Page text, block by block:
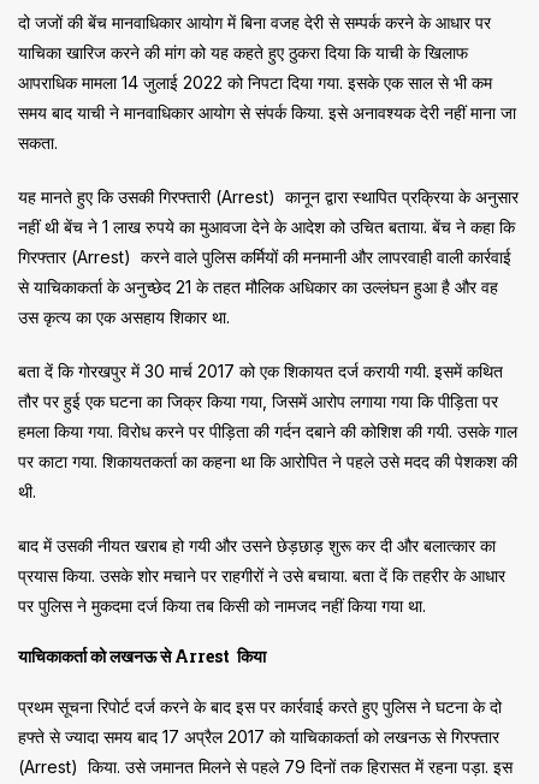
दो जजों की बेंच मानवाधिकार आयोग में बिना वजह देरी से सम्पर्क करने के आधार पर
याचिका खारिज करने की मांग को यह कहते हुए ठुकरा दिया कि याची के खिलाफ
आपराधिक मामला 14 जुलाई 2022 को निपटा दिया गया. इसके एक साल से भी कम
समय बाद याची ने मानवाधिकार आयोग से संपर्क किया. इसे अनावश्यक देरी नहीं माना जा
सकता.
यह मानते हुए कि उसकी गिरफ्तारी (Arrest) कानून द्वारा स्थापित प्रक्रिया के अनुसार
नहीं थी बेंच ने 1 लाख रुपये का मुआवजा देने के आदेश को उचित बताया. बेंच ने कहा कि
गिरफ्तार (Arrest) करने वाले पुलिस कर्मियों की मनमानी और लापरवाही वाली कार्रवाई
से याचिकाकर्ता के अनुच्छेद 21 के तहत मौलिक अधिकार का उल्लंघन हुआ है और वह
उस कृत्य का एक असहाय शिकार था.
बता दें कि गोरखपुर में 30 मार्च 2017 को एक शिकायत दर्ज करायी गयी. इसमें कथित
तौर पर हुई एक घटना का जिक्र किया गया, जिसमें आरोप लगाया गया कि पीड़िता पर
हमला किया गया. विरोध करने पर पीड़िता की गर्दन दबाने की कोशिश की गयी. उसके गाल
पर काटा गया. शिकायतकर्ता का कहना था कि आरोपित ने पहले उसे मदद की पेशकश की
थी.
बाद में उसकी नीयत खराब हो गयी और उसने छेड़छाड़ शुरू कर दी और बलात्कार का
प्रयास किया. उसके शोर मचाने पर राहगीरों ने उसे बचाया. बता दें कि तहरीर के आधार
पर पुलिस ने मुकदमा दर्ज किया तब किसी को नामजद नहीं किया गया था.
याचिकाकर्ता को लखनऊ से Arrest किया
प्रथम सूचना रिपोर्ट दर्ज करने के बाद इस पर कार्रवाई करते हुए पुलिस ने घटना के दो
हफ्ते से ज्यादा समय बाद 17 अप्रैल 2017 को याचिकाकर्ता को लखनऊ से गिरफ्तार
(Arrest) किया. उसे जमानत मिलने से पहले 79 दिनों तक हिरासत में रहना पड़ा. इस